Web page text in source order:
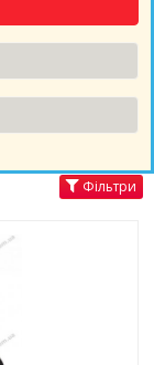
Фільтри